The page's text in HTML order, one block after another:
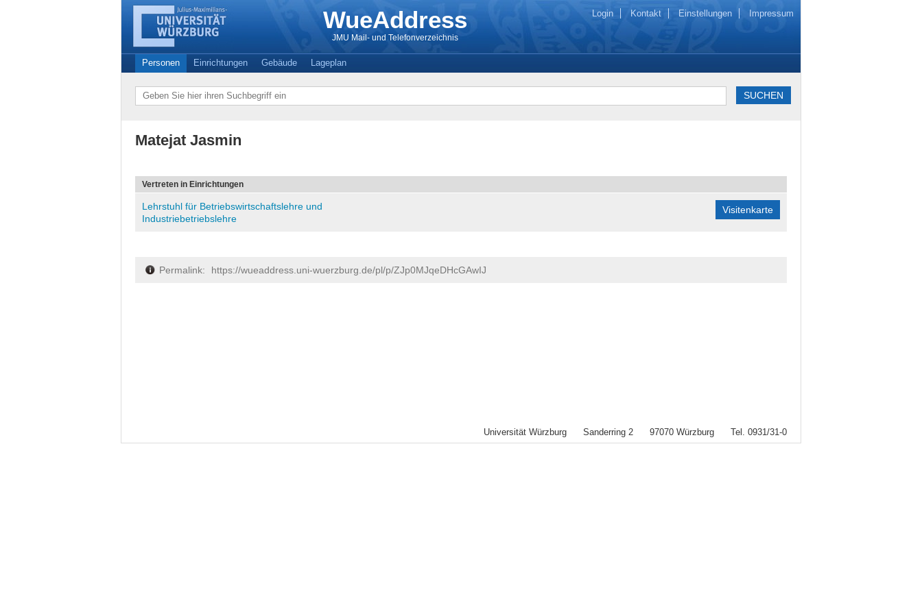
WueAddress
JMU Mail- und Telefonverzeichnis
Login Kontakt Einstellungen Impressum
Personen Einrichtungen Gebäude Lageplan
Matejat Jasmin
Vertreten in Einrichtungen
Lehrstuhl für Betriebswirtschaftslehre und
Industriebetriebslehre
Visitenkarte
Permalink: https://wueaddress.uni-wuerzburg.de/pl/p/ZJp0MJqeDHcGAwIJ
Universität Würzburg Sanderring 2 97070 Würzburg Tel. 0931/31-0